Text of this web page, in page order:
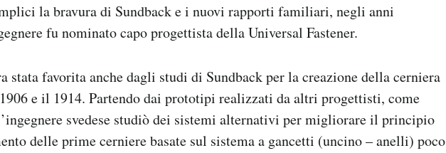
la bravura di Sundback e i nuovi rapporti familiari, negli anni
fu nominato capo progettista della Universal Fastener.
stata favorita anche dagli studi di Sundback per la creazione della cerniera
e il 1914. Partendo dai prototipi realizzati da altri progettisti, come
svedese studiò dei sistemi alternativi per migliorare il principio
delle prime cerniere basate sul sistema a gancetti (uncino – anelli) poco